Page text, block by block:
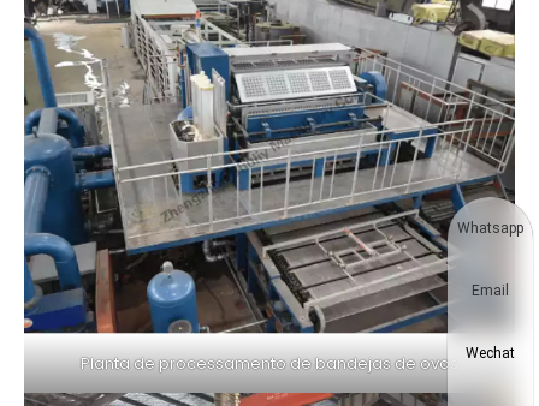
Planta de processamento de bandejas de ovos
Whatsapp
Email
Wechat